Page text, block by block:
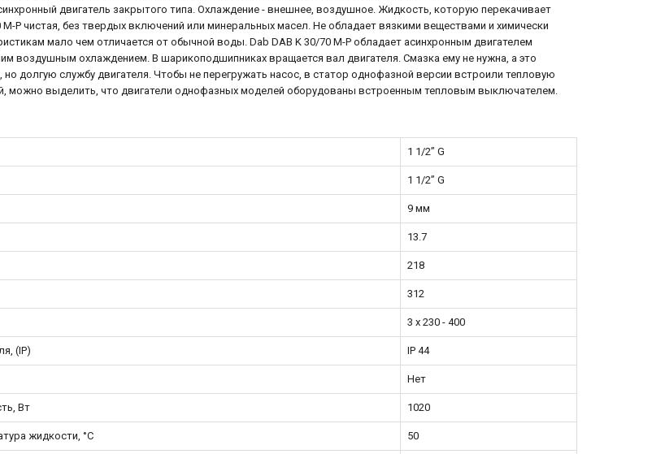
двигатель закрытого типа. Охлаждение - внешнее, воздушное. Жидкость, которую перекачивает
P чистая, без твердых включений или минеральных масел. Не обладает вязкими веществами и химически
мало чем отличается от обычной воды. Dab DAB K 30/70 M-P обладает асинхронным двигателем
воздушным охлаждением. В шарикоподшипниках вращается вал двигателя. Смазка ему не нужна, а это
долгую службу двигателя. Чтобы не перегружать насос, в статор однофазной версии встроили тепловую
можно выделить, что двигатели однофазных моделей оборудованы встроенным тепловым выключателем.
1 1/2” G
1 1/2” G
9 мм
13.7
218
312
3 x 230 - 400
(IP) IP 44
Нет
Вт 1020
жидкости, °С 50